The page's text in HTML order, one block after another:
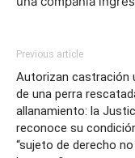
Previous article
Autorizan castración
de una perra
allanamiento: la
reconoce su
“sujeto de derecho no